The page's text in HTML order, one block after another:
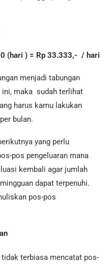
(hari ) = Rp 33.333,- / hari
menjadi tabungan
ini, maka sudah terlihat
harus kamu lakukan
bulan.
yang perlu
pos pengeluaran mana
kembali agar jumlah
dapat terpenuhi.
pos-pos
tidak terbiasa mencatat pos-